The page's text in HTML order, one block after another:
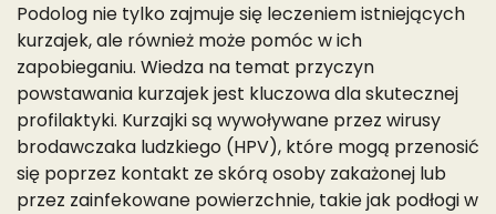
Podolog nie tylko zajmuje się leczeniem istniejących
kurzajek, ale również może pomóc w ich
zapobieganiu. Wiedza na temat przyczyn
powstawania kurzajek jest kluczowa dla skutecznej
profilaktyki. Kurzajki są wywoływane przez wirusy
brodawczaka ludzkiego (HPV), które mogą przenosić
się poprzez kontakt ze skórą osoby zakażonej lub
przez zainfekowane powierzchnie, takie jak podłogi w